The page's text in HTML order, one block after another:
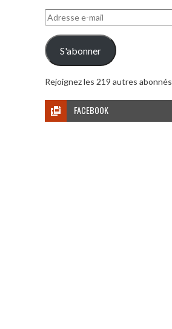
Adresse
e-
mail
S'abonner
Rejoignez les 219 autres abonnés
FACEBOOK